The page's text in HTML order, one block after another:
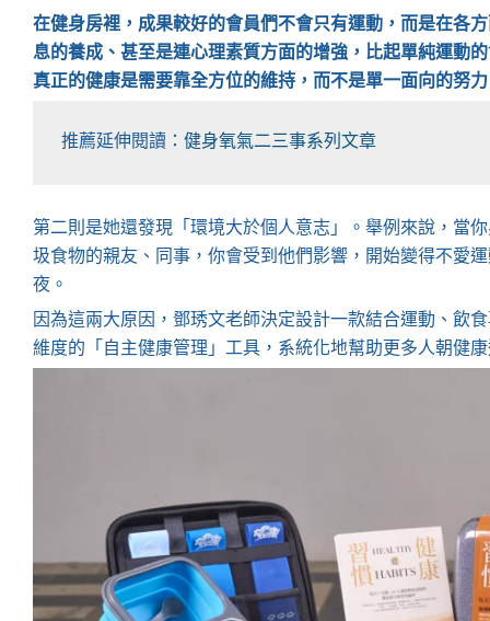
在健身房裡，成果較好的會員們不會只有運動，而是在各
息的養成、甚至是連心理素質方面的增強，比起單純運動
真正的健康是需要靠全方位的維持，而不是單一面向的努
推薦延伸閱讀： 健身氧氣二三事系列文章
第二則是她還發現「環境大於個人意志」。舉例來說，當
圾食物的親友、同事，你會受到他們影響，開始變得不愛
夜。
因為這兩大原因，鄧琇文老師決定設計一款結合運動、飲
維度的「自主健康管理」工具，系統化地幫助更多人朝健